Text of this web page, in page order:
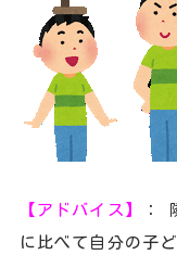
【アドバイス】
：
に比べて自分の子